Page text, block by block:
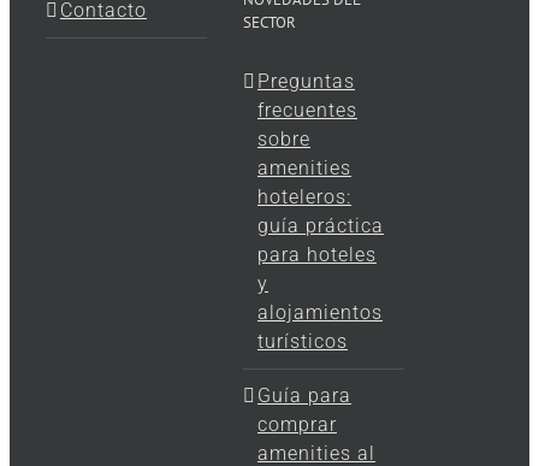
Contacto
SECTOR
Preguntas
frecuentes
sobre
amenities
hoteleros:
guía práctica
para hoteles
y
alojamientos
turísticos
Guía para
comprar
amenities al